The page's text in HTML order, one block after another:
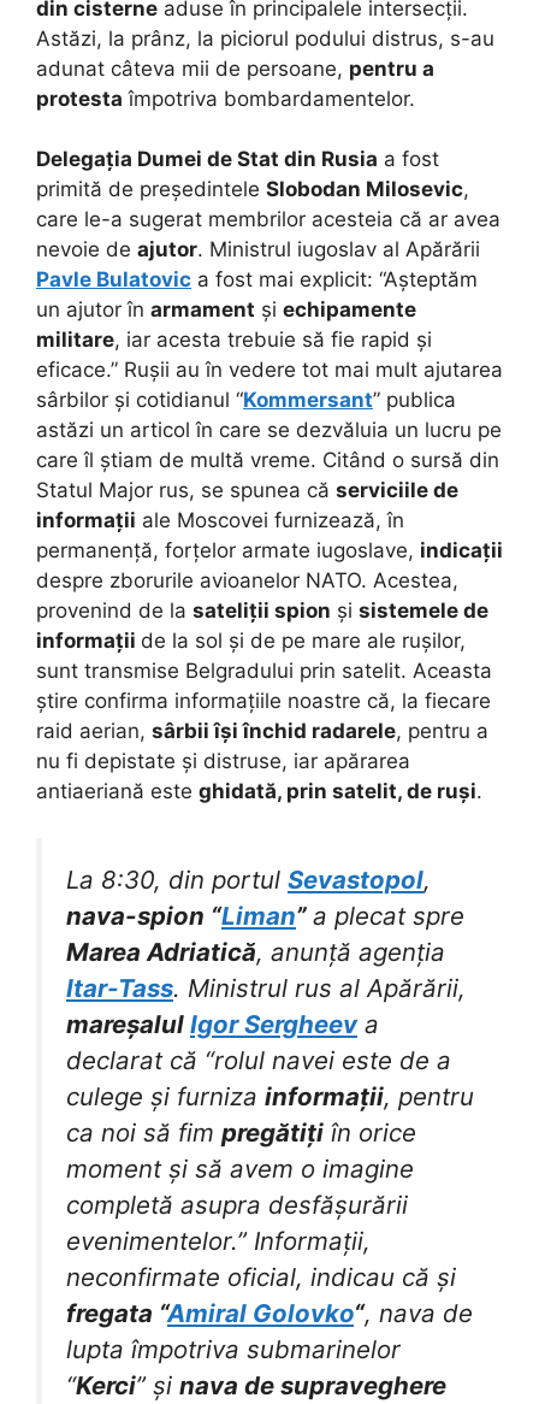
din cisterne aduse în principalele intersecții.
Astăzi, la prânz, la piciorul podului distrus, s-au
adunat câteva mii de persoane, pentru a
protesta împotriva bombardamentelor.
Delegația Dumei de Stat din Rusia a fost
primită de președintele Slobodan Milosevic,
care le-a sugerat membrilor acesteia că ar avea
nevoie de ajutor. Ministrul iugoslav al Apărării
Pavle Bulatovic a fost mai explicit: “Așteptăm
un ajutor în armament și echipamente
militare, iar acesta trebuie să fie rapid și
eficace.” Rușii au în vedere tot mai mult ajutarea
sârbilor și cotidianul “Kommersant” publica
astăzi un articol în care se dezvăluia un lucru pe
care îl știam de multă vreme. Citând o sursă din
Statul Major rus, se spunea că serviciile de
informații ale Moscovei furnizează, în
permanență, forțelor armate iugoslave, indicații
despre zborurile avioanelor NATO. Acestea,
provenind de la sateliții spion și sistemele de
informații de la sol și de pe mare ale rușilor,
sunt transmise Belgradului prin satelit. Aceasta
știre confirma informațiile noastre că, la fiecare
raid aerian, sârbii își închid radarele, pentru a
nu fi depistate și distruse, iar apărarea
antiaeriană este ghidată, prin satelit, de ruși.
La 8:30, din portul Sevastopol,
nava-spion “Liman” a plecat spre
Marea Adriatică, anunță agenția
Itar-Tass. Ministrul rus al Apărării,
mareșalul Igor Sergheeva
declarat că “rolul navei este de a
culege și furniza informații, pentru
ca noi să fim pregătiți în orice
moment și să avem o imagine
completă asupra desfășurării
evenimentelor.” Informații,
neconfirmate oficial, indicau că și
fregata “Amiral Golovko“, nava de
lupta împotriva submarinelor
“Kerci” și nava de supraveghere